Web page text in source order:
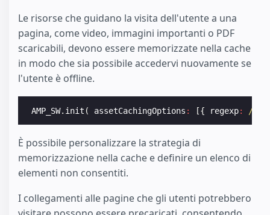
Le risorse che guidano la visita dell'utente a una
pagina, come video, immagini importanti o PDF
scaricabili, devono essere memorizzate nella cache
in modo che sia possibile accedervi nuovamente se
l'utente è offline.
AMP_SW. init ( assetCachingOptions : [{ regexp: /
È possibile personalizzare la strategia di
memorizzazione nella cache e definire un elenco di
elementi non consentiti.
I collegamenti alle pagine che gli utenti potrebbero